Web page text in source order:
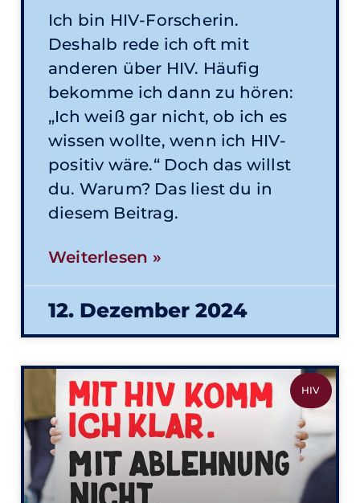
Ich bin HIV-Forscherin.
Deshalb rede ich oft mit
anderen über HIV. Häufig
bekomme ich dann zu hören:
„Ich weiß gar nicht, ob ich es
wissen wollte, wenn ich HIV-
positiv wäre.“ Doch das willst
du. Warum? Das liest du in
diesem Beitrag.
Weiterlesen »
12. Dezember 2024
HIV